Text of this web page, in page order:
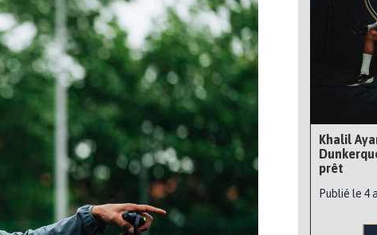
Khalil
prêt
Publié le 4